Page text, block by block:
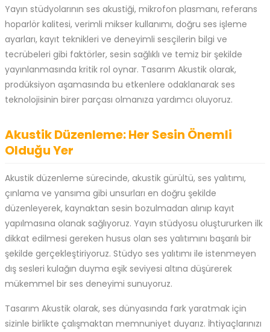
Yayın stüdyolarının ses akustiği, mikrofon plasmanı, referans
hoparlör kalitesi, verimli mikser kullanımı, doğru ses işleme
ayarları, kayıt teknikleri ve deneyimli sesçilerin bilgi ve
tecrübeleri gibi faktörler, sesin sağlıklı ve temiz bir şekilde
yayınlanmasında kritik rol oynar. Tasarım Akustik olarak,
prodüksiyon aşamasında bu etkenlere odaklanarak ses
teknolojisinin birer parçası olmanıza yardımcı oluyoruz.
Akustik Düzenleme: Her Sesin Önemli
Olduğu Yer
Akustik düzenleme sürecinde, akustik gürültü, ses yalıtımı,
çınlama ve yansıma gibi unsurları en doğru şekilde
düzenleyerek, kaynaktan sesin bozulmadan alınıp kayıt
yapılmasına olanak sağlıyoruz. Yayın stüdyosu oluştururken ilk
dikkat edilmesi gereken husus olan ses yalıtımını başarılı bir
şekilde gerçekleştiriyoruz. Stüdyo ses yalıtımı ile istenmeyen
dış sesleri kulağın duyma eşik seviyesi altına düşürerek
mükemmel bir ses deneyimi sunuyoruz.
Tasarım Akustik olarak, ses dünyasında fark yaratmak için
sizinle birlikte çalışmaktan memnuniyet duyarız. İhtiyaçlarınızı